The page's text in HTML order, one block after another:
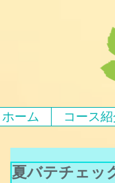
ホーム コース
夏バテチェッ